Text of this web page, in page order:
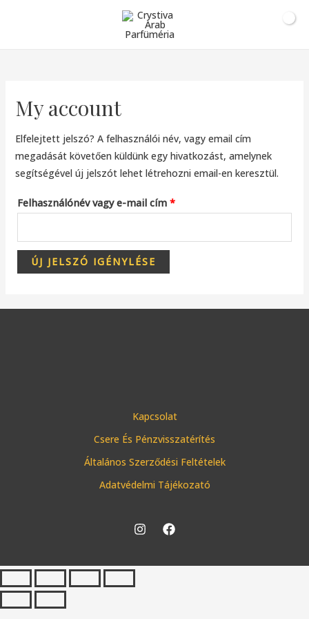
My account
Elfelejtett jelszó? A felhasználói név, vagy email cím
megadását követően küldünk egy hivatkozást, amelynek
segítségével új jelszót lehet létrehozni email-en keresztül.
Felhasználónév vagy e-mail cím *
ÚJ JELSZÓ IGÉNYLÉSE
Kapcsolat
Csere És Pénzvisszatérítés
Általános Szerződési Feltételek
Adatvédelmi Tájékozató